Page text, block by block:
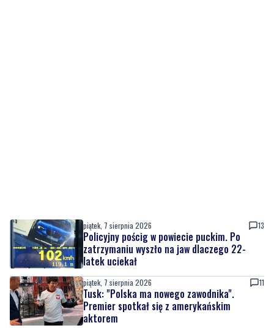
piątek, 7 sierpnia 2026 13
Policyjny pościg w powiecie puckim. Po
zatrzymaniu wyszło na jaw dlaczego 22-
latek uciekał
piątek, 7 sierpnia 2026 11
Tusk: "Polska ma nowego zawodnika".
Premier spotkał się z amerykańskim
aktorem